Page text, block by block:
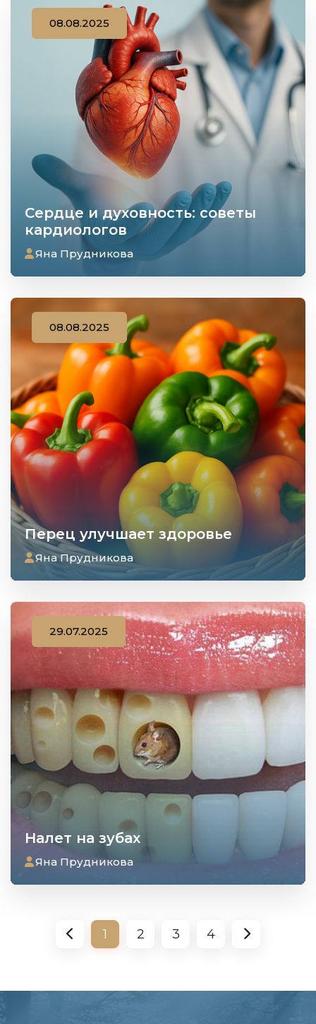
Сердце и духовность: советы
кардиологов
08.08.2025
Яна Прудникова
Перец улучшает здоровье
08.08.2025
Яна Прудникова
Налет на зубах
29.07.2025
Яна Прудникова
1 2 3 4